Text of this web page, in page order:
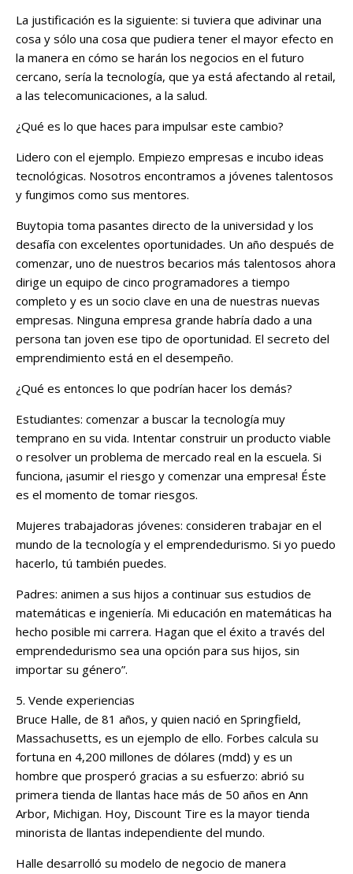
La justificación es la siguiente: si tuviera que adivinar una
cosa y sólo una cosa que pudiera tener el mayor efecto en
la manera en cómo se harán los negocios en el futuro
cercano, sería la tecnología, que ya está afectando al retail,
a las telecomunicaciones, a la salud.
¿Qué es lo que haces para impulsar este cambio?
Lidero con el ejemplo. Empiezo empresas e incubo ideas
tecnológicas. Nosotros encontramos a jóvenes talentosos
y fungimos como sus mentores.
Buytopia toma pasantes directo de la universidad y los
desafía con excelentes oportunidades. Un año después de
comenzar, uno de nuestros becarios más talentosos ahora
dirige un equipo de cinco programadores a tiempo
completo y es un socio clave en una de nuestras nuevas
empresas. Ninguna empresa grande habría dado a una
persona tan joven ese tipo de oportunidad. El secreto del
emprendimiento está en el desempeño.
¿Qué es entonces lo que podrían hacer los demás?
Estudiantes: comenzar a buscar la tecnología muy
temprano en su vida. Intentar construir un producto viable
o resolver un problema de mercado real en la escuela. Si
funciona, ¡asumir el riesgo y comenzar una empresa! Éste
es el momento de tomar riesgos.
Mujeres trabajadoras jóvenes: consideren trabajar en el
mundo de la tecnología y el emprendedurismo. Si yo puedo
hacerlo, tú también puedes.
Padres: animen a sus hijos a continuar sus estudios de
matemáticas e ingeniería. Mi educación en matemáticas ha
hecho posible mi carrera. Hagan que el éxito a través del
emprendedurismo sea una opción para sus hijos, sin
importar su género”.
5. Vende experiencias
Bruce Halle, de 81 años, y quien nació en Springfield,
Massachusetts, es un ejemplo de ello. Forbes calcula su
fortuna en 4,200 millones de dólares (mdd) y es un
hombre que prosperó gracias a su esfuerzo: abrió su
primera tienda de llantas hace más de 50 años en Ann
Arbor, Michigan. Hoy, Discount Tire es la mayor tienda
minorista de llantas independiente del mundo.
Halle desarrolló su modelo de negocio de manera